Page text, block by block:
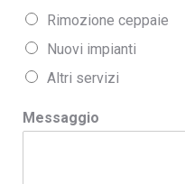
Rimozione ceppaie
Nuovi impianti
Altri servizi
Messaggio